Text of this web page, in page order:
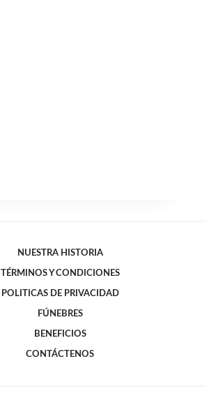
NUESTRA HISTORIA
TÉRMINOS Y CONDICIONES
POLITICAS DE PRIVACIDAD
FÚNEBRES
BENEFICIOS
CONTÁCTENOS